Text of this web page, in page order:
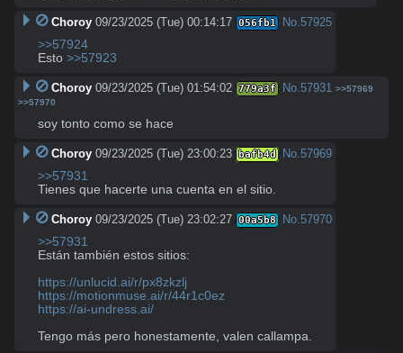
Choroy 09/23/2025 (Tue) 00:14:17 056fb1 No.57925
>>57924
Esto >>57923
Choroy 09/23/2025 (Tue) 01:54:02 779a3f No.57931 >>57969
>>57970
soy tonto como se hace
Choroy 09/23/2025 (Tue) 23:00:23 bafb4d No.57969
>>57931
Tienes que hacerte una cuenta en el sitio.
Choroy 09/23/2025 (Tue) 23:02:27 00a5b8 No.57970
>>57931
Están también estos sitios:
https://unlucid.ai/r/px8zkzlj
https://motionmuse.ai/r/44r1c0ez
https://ai-undress.ai/
Tengo más pero honestamente, valen callampa.